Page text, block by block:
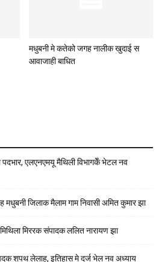
मधुबनी मे कतेको जगह नालीक खुदाई स
आवाजाही बाधित
पदभार, एलएनएमयू मैथिली विभागकेँ भेटल नव
जिलाक मैलाम गाम निवासी अमित कुमार झा
मिररक संपादक ललित नारायण झा
शपथ लेलाह, इतिहास मे दर्ज भेल नव अध्याय